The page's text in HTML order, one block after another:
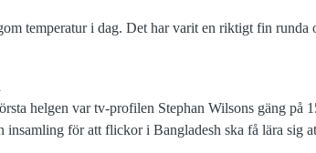
temperatur i dag. Det har varit en riktigt fin
helgen var tv-profilen Stephan Wilsons gäng på
insamling för att flickor i Bangladesh ska få lära sig